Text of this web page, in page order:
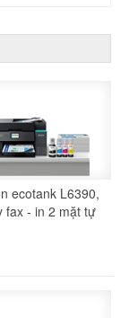
ecotank L6390,
fax - in 2 mặt tự